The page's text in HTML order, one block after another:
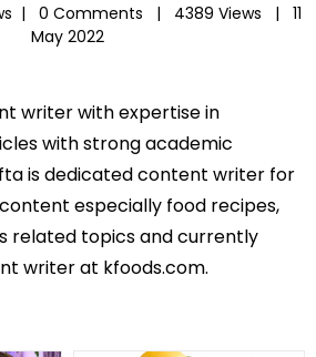
| 0 Comments | 4389 Views |
11
May 2022
writer with expertise in
with strong academic
is dedicated content writer for
especially food recipes,
related topics and currently
writer at kfoods.com.